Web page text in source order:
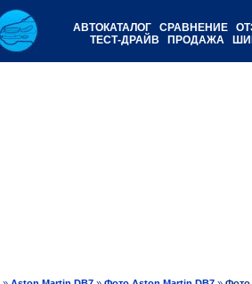
АВТОКАТАЛОГ СРАВНЕНИЕ
ТЕСТ-ДРАЙВ
ПРОДАЖА